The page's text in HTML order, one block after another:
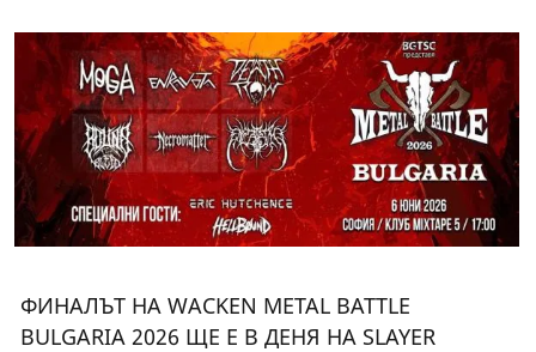
ФИНАЛЪТ НА WACKEN METAL BATTLE
BULGARIA 2026 ЩE Е В ДЕНЯ НА SLAYER